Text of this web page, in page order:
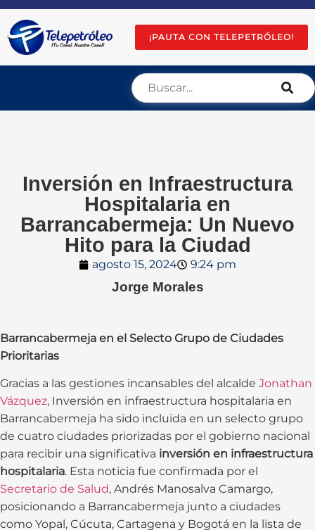
¡PAUTA CON TELEPETRÓLEO!
Inversión en Infraestructura
Hospitalaria en
Barrancabermeja: Un Nuevo
Hito para la Ciudad
agosto 15, 2024 9:24 pm
Jorge Morales
Barrancabermeja en el Selecto Grupo de Ciudades
Prioritarias
Gracias a las gestiones incansables del alcalde Jonathan
Vázquez, Inversión en infraestructura hospitalaria en
Barrancabermeja ha sido incluida en un selecto grupo
de cuatro ciudades priorizadas por el gobierno nacional
para recibir una significativa inversión en infraestructura
hospitalaria. Esta noticia fue confirmada por el
Secretario de Salud, Andrés Manosalva Camargo,
posicionando a Barrancabermeja junto a ciudades
como Yopal, Cúcuta, Cartagena y Bogotá en la lista de